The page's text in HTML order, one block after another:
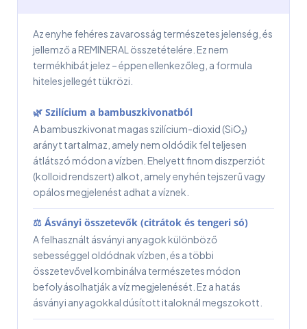
Az enyhe fehéres zavarosság természetes jelenség, és
jellemző a REMINERAL összetételére. Ez nem
termékhibát jelez – éppen ellenkezőleg, a formula
hiteles jellegét tükrözi.
🌿 Szilícium a bambuszkivonatból
A bambuszkivonat magas szilícium-dioxid (SiO₂)
arányt tartalmaz, amely nem oldódik fel teljesen
átlátszó módon a vízben. Ehelyett finom diszperziót
(kolloid rendszert) alkot, amely enyhén tejszerű vagy
opálos megjelenést adhat a víznek.
⚖ Ásványi összetevők (citrátok és tengeri só)
A felhasznált ásványi anyagok különböző
sebességgel oldódnak vízben, és a többi
összetevővel kombinálva természetes módon
befolyásolhatják a víz megjelenését. Ez a hatás
ásványi anyagokkal dúsított italoknál megszokott.